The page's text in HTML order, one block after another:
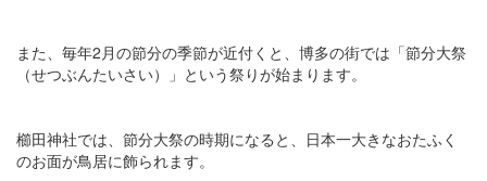
また、毎年2月の節分の季節が近付くと、博多の街では「節分大祭
（せつぶんたいさい）」という祭りが始まります。
櫛田神社では、節分大祭の時期になると、日本一大きなおたふく
のお面が鳥居に飾られます。